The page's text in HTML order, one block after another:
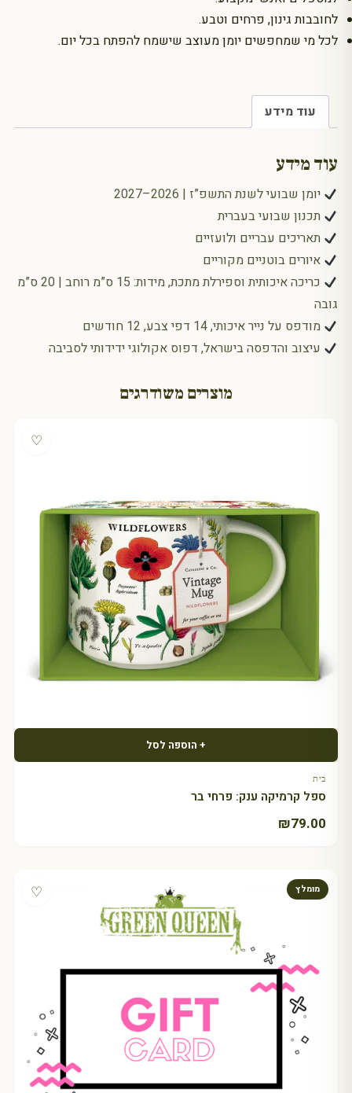
לחובבות גינון, פרחים וטבע.
לכל מי שמחפשים יומן מעוצב שישמח להפתח בכל יום.
עוד מידע
עוד מידע
יומן שבועי לשנת התשפ”ז | 2026–2027
תכנון שבועי בעברית
תאריכים עבריים ולועזיים
איורים בוטניים מקוריים
כריכה איכותית וספירלת מתכת, מידות: 15 ס”מ רוחב | 20 ס”מ
גובה
מודפס על נייר איכותי, 14 דפי צבע, 12 חודשים
עיצוב והדפסה בישראל, דפוס אקולוגי ידידותי לסביבה
מוצרים משודרגים
♡
+ הוספה לסל
בית
ספל קרמיקה ענק: פרחי בר
₪79.00
מומלץ ♡